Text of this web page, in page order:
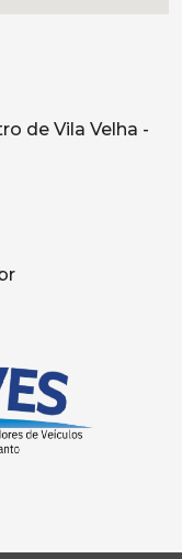
de Vila Velha -